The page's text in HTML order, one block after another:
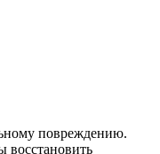
повреждению.
восстановить